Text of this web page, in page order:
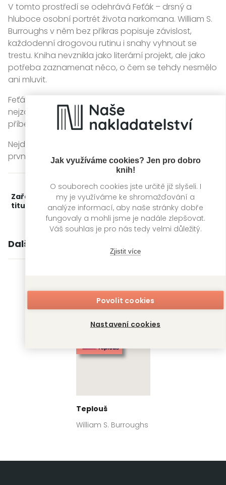
Jak využíváme cookies? Jen pro dobro
knih!
O souborech cookies jste určitě již slyšeli. I
my je využíváme ke shromažďování a
analýze informací, aby naše stránky dobře
fungovaly a mohli jsme je nadále zlepšovat.
Váš souhlas je pro nás tedy velmi důležitý.
Zjistit více
Povolit cookies
Nastavení cookies
V tomto prostředí se odehrává Feťák – drsný a
hluboce osobní portrét života narkomana. William S.
Burroughs v něm bez příkras popisuje závislost,
každodenní drogovou rutinu i snahy vyhnout se
trestu. Kniha nevznikla jako literární projekt, ale jako
potřeba zaznamenat něco, o čem se tehdy nesmělo
ani mluvit.
Feťák se stal jedním z prvních a zároveň
nejzásadnějších textů beatnické generace. Je to
příběh syrový, neuhlazený a až příliš skutečný.
Nejde o pointu, ale o zkušenost. A ta často začíná s
prvním šlehnutím – a nikdy úplně nekončí.
Zařažení
titulu:
Kategorie >Světová literatura‣Světová
beletrie
Další knihy autora
Teplouš
William S. Burroughs